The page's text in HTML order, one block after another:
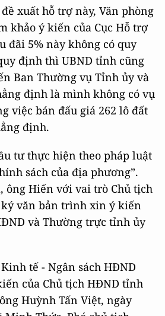
xuất hỗ trợ này, Văn phòng
khảo ý kiến của Cục Hỗ trợ
đãi 5% này không có quy
định thì UBND tỉnh cũng
Ban Thường vụ Tỉnh ủy và
định là mình không có vụ
việc bán đấu giá 262 lô đất
định.
tư thực hiện theo pháp luật
sách của địa phương”.
ông Hiến với vai trò Chủ tịch
văn bản trình xin ý kiến
và Thường trực tỉnh ủy
tế - Ngân sách HĐND
của Chủ tịch HĐND tỉnh
Huỳnh Tấn Việt, ngày